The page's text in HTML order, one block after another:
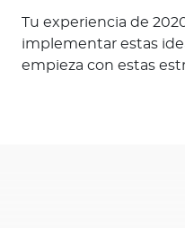
Tu experiencia de
implementar estas
empieza con estas